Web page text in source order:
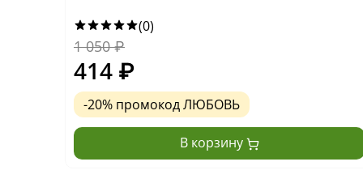
(0)
1 050₽
414 ₽
-20% промокод ЛЮБОВЬ
В корзину